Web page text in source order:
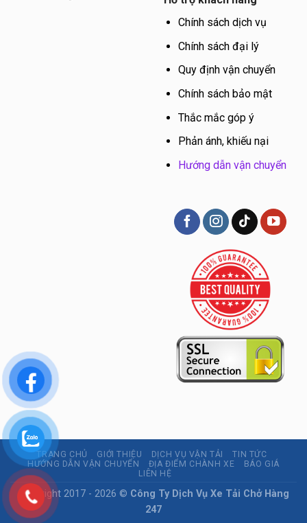
Chính sách dịch vụ
Chính sách đại lý
Quy định vận chuyển
Chính sách bảo mật
Thắc mắc góp ý
Phản ánh, khiếu nại
Hướng dẫn vận chuyển
TRANG CHỦ GIỚI THIỆU DỊCH VỤ VẬN TẢI
TIN TỨC
HƯỚNG DẪN VẬN CHUYỂN
ĐỊA ĐIỂM CHÀNH XE
BÁO GIÁ
LIÊN HỆ
Copyright 2017 - 2026 © Công Ty Dịch Vụ Xe Tải Chở Hàng
247